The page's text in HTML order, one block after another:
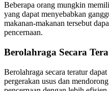
Beberapa orang mungkin
yang dapat menyebabkan
makanan-makanan tersebut
pencernaan.
Berolahraga Secara
Berolahraga secara teratur
pergerakan usus dan